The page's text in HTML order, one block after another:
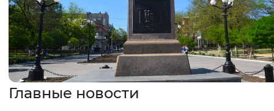
Монохромный Инверсивный
Синий фон
Изображения
Включены
Главные новости